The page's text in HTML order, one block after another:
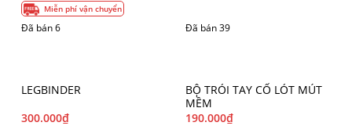
Miễn phí vận chuyển
Đã bán 6 Đã bán 39
LEGBINDER
300.000₫
BỘ TRÓI TAY CỔ LÓT MÚT
MỀM
190.000₫